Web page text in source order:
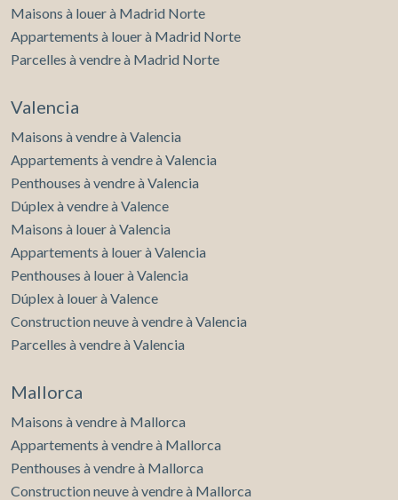
Maisons à louer à Madrid Norte
Appartements à louer à Madrid Norte
Parcelles à vendre à Madrid Norte
Valencia
Maisons à vendre à Valencia
Appartements à vendre à Valencia
Penthouses à vendre à Valencia
Dúplex à vendre à Valence
Maisons à louer à Valencia
Appartements à louer à Valencia
Penthouses à louer à Valencia
Dúplex à louer à Valence
Construction neuve à vendre à Valencia
Parcelles à vendre à Valencia
Mallorca
Maisons à vendre à Mallorca
Appartements à vendre à Mallorca
Penthouses à vendre à Mallorca
Construction neuve à vendre à Mallorca